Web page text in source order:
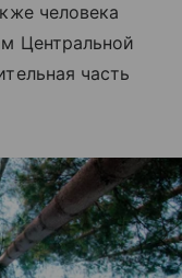
человека
Центральной
часть